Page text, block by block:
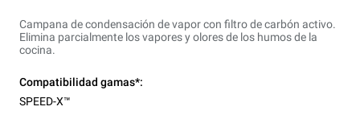
Campana de condensación de vapor con filtro de carbón activo.
Elimina parcialmente los vapores y olores de los humos de la
cocina.
Compatibilidad gamas*:
SPEED-X™